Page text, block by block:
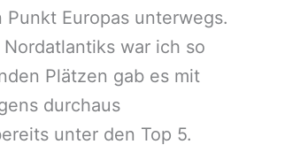
Europas unterwegs.
war ich so
Plätzen gab es mit
durchaus
unter den Top 5.